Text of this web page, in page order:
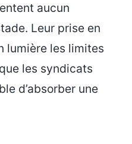
aucun
Leur prise en
lumière les limites
les syndicats
d’absorber une